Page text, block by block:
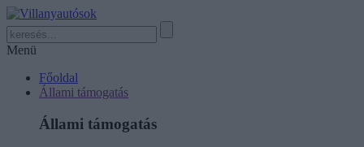
Menü
Főoldal
Állami támogatás
Állami támogatás